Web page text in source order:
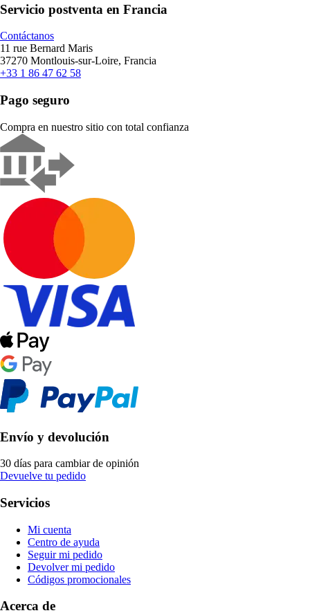
Servicio postventa en Francia
Contáctanos
11 rue Bernard Maris
37270 Montlouis-sur-Loire, Francia
+33 1 86 47 62 58
Pago seguro
Compra en nuestro sitio con total confianza
Envío y devolución
30 días para cambiar de opinión
Devuelve tu pedido
Servicios
Mi cuenta
Centro de ayuda
Seguir mi pedido
Devolver mi pedido
Códigos promocionales
Acerca de